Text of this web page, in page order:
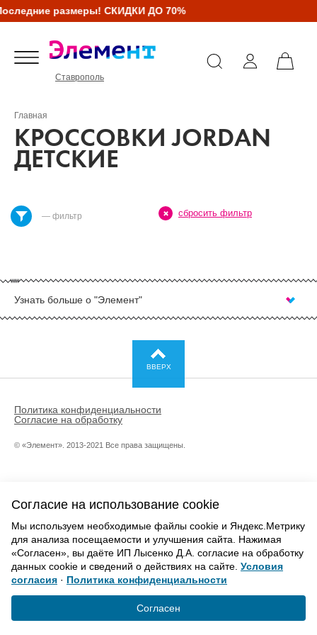
размеры! СКИДКИ ДО 70%
Ставрополь
Главная
КРОССОВКИ JORDAN
ДЕТСКИЕ
— фильтр сбросить фильтр
Узнать больше о "Элемент"
СТАВРОПОЛЕ
Повышенный уровень комфорта - то, что отличает дорогую
обувь. Она почти не чувствуется на ноге. Известный бренд
Jordan выпускает не только взрослую, но и детскую обувь.
благодаря баскетболисту Майклу Джордану в далеком 1984
высококачественную обувь этого брэнда можно купить в
ДЕТЕЙ
Спортстиль - то, что по душе ребенку, увлеченному спортом,
в любом возрасте. Заботливые родители знают - детской
стопе необходимы удобные ботинки. Школьники более
подвижны, их стопа формируется. Высококачественный
материал и амортизация кроссовок Jordan создают ногам
повышенный комфорт во время занятий спортом.
Фирменные кроссы отлично поддерживают ноги, и ребенок
ВВЕРХ
Политика конфиденциальности
Согласие на обработку
© «Элемент». 2013-2021 Все права защищены.
Согласие на использование cookie
Мы используем необходимые файлы cookie и Яндекс.Метрику
для анализа посещаемости и улучшения сайта. Нажимая
«Согласен», вы даёте ИП Лысенко Д.А. согласие на обработку
данных cookie и сведений о действиях на сайте. Условия
согласия · Политика конфиденциальности
Согласен